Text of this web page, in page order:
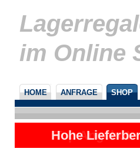
im Online
HOME ANFRAGE SHOP
Hohe